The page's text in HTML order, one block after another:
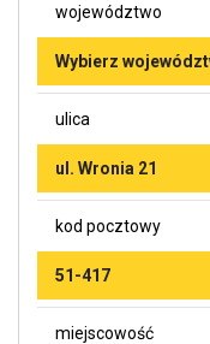
województwo
Wybierz
ulica
ul. Wronia 21
kod pocztowy
51-417
miejscowość